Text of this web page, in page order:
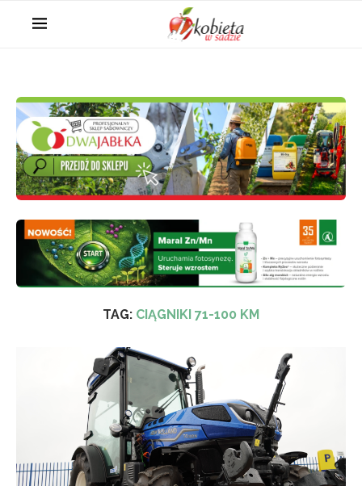
TAG: CIĄGNIKI 71-100 KM